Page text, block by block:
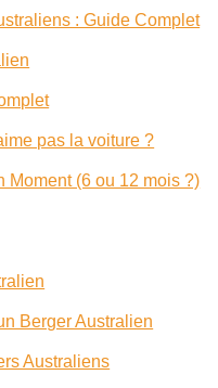
: Guide Complet
pas la voiture ?
Moment (6 ou 12 mois ?)
Berger Australien
Australiens